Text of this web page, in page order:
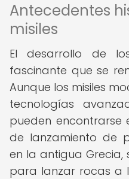
Antecedentes
misiles
El desarrollo de
fascinante que se
Aunque los misiles
tecnologías
pueden encontrarse
de lanzamiento de
en la antigua
para lanzar rocas a